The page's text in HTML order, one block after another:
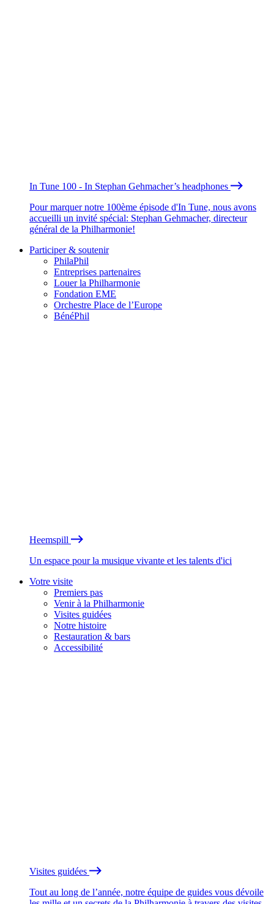
In Tune 100 - In Stephan Gehmacher’s headphones
Pour marquer notre 100ème épisode d'In Tune, nous avons
accueilli un invité spécial: Stephan Gehmacher, directeur
général de la Philharmonie!
Participer & soutenir
PhilaPhil
Entreprises partenaires
Louer la Philharmonie
Fondation EME
Orchestre Place de l’Europe
BénéPhil
Heemspill
Un espace pour la musique vivante et les talents d'ici
Votre visite
Premiers pas
Venir à la Philharmonie
Visites guidées
Notre histoire
Restauration & bars
Accessibilité
Visites guidées
Tout au long de l’année, notre équipe de guides vous dévoile